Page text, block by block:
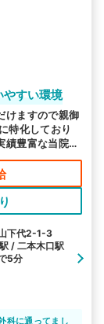
やすい環境
けますので親御
特化しており
績豊富な当院へ
下代2-1-3
/ 二本木口駅
5分
科に通ってまし